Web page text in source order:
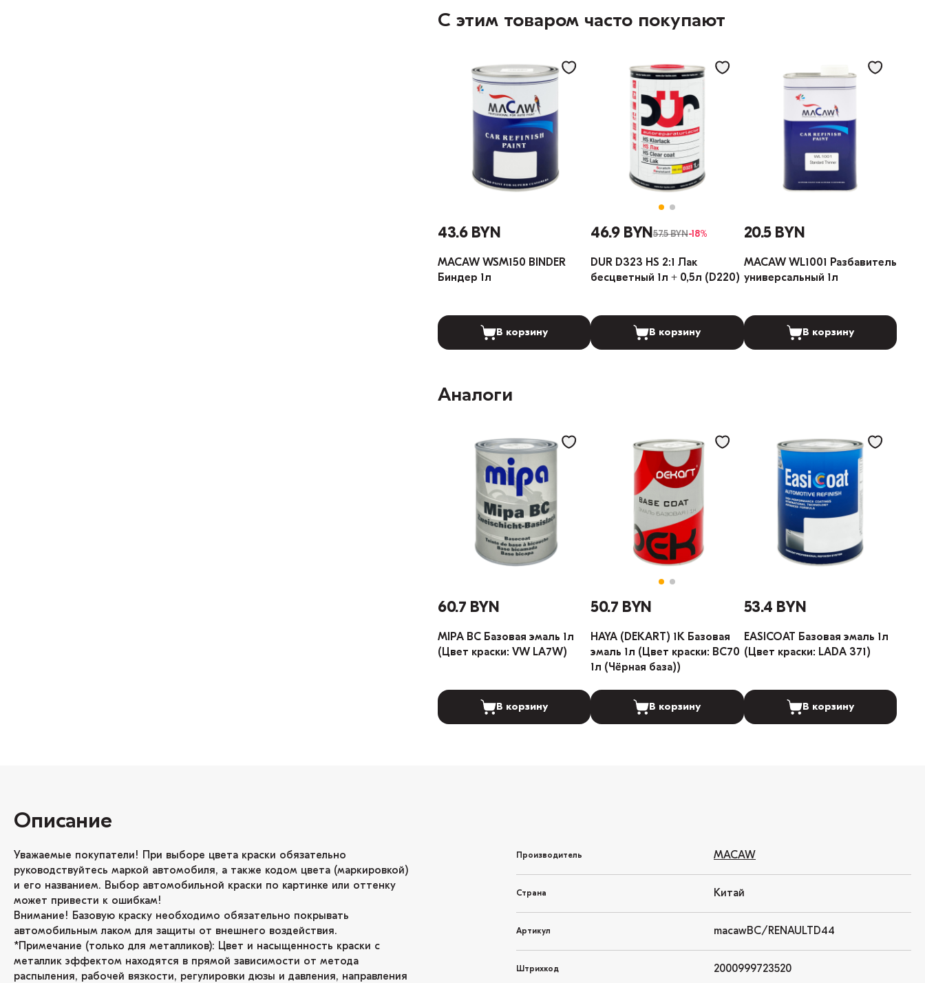
С этим товаром часто покупают
43.6 BYN
MACAW WSM150 BINDER
Биндер 1л
В корзину
46.9 BYN57.5 BYN-18%
DUR D323 HS 2:1 Лак
бесцветный 1л + 0,5л (D220)
В корзину
20.5 BYN
MACAW WL1001 Разбавитель
универсальный 1л
В корзину
Аналоги
60.7 BYN
MIPA BC Базовая эмаль 1л
(Цвет краски: VW LA7W)
В корзину
50.7 BYN
HAYA (DEKART) 1К Базовая
эмаль 1л (Цвет краски: BC70
1л (Чёрная база))
В корзину
53.4 BYN
EASICOAT Базовая эмаль 1л
(Цвет краски: LADA 371)
В корзину
Описание
Уважаемые покупатели! При выборе цвета краски обязательно
руководствуйтесь маркой автомобиля, а также кодом цвета (маркировкой)
и его названием. Выбор автомобильной краски по картинке или оттенку
может привести к ошибкам!
Внимание! Базовую краску необходимо обязательно покрывать
автомобильным лаком для защиты от внешнего воздействия.
*Примечание (только для металликов): Цвет и насыщенность краски с
металлик эффектом находятся в прямой зависимости от метода
распыления, рабочей вязкости, регулировки дюзы и давления, направления
Производитель MACAW
Страна Китай
Артикул macawBC/RENAULTD44
Штрихкод 2000999723520